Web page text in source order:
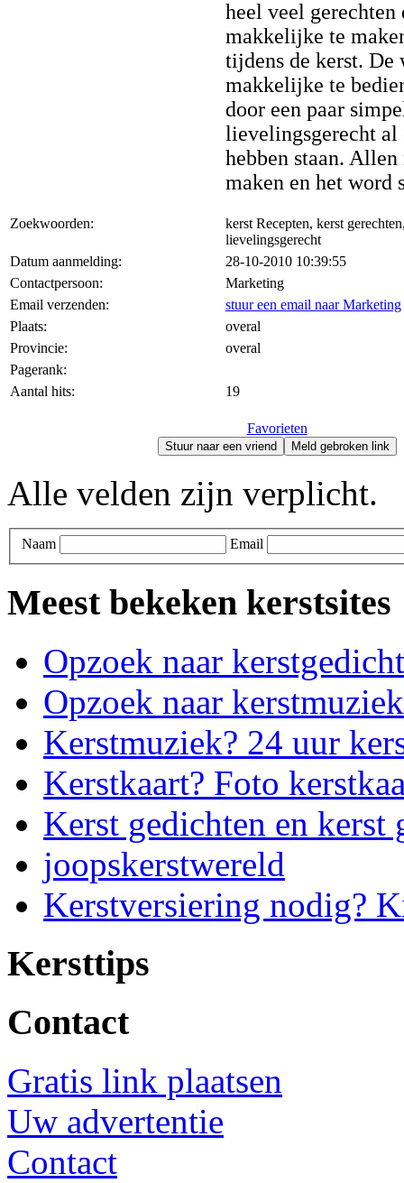
heel veel
makkelijke te
tijdens de kerst. De
makkelijke te
door een paar
lievelingsgerecht al
hebben staan. Allen
maken en het word
Zoekwoorden:
kerst Recepten, kerst
lievelingsgerecht
Datum aanmelding:
28-10-2010 10:39:55
Contactpersoon:
Marketing
Email verzenden:
stuur een email naar Marketing
Plaats:
overal
Provincie:
overal
Pagerank:
Aantal hits:
19
Favorieten
Stuur naar een vriend Meld gebroken link
Alle velden zijn verplicht.
Naam Email
Meest bekeken kerstsites
Opzoek naar
Opzoek naar
Kerstmuziek? 24 uur
Kerstkaart? Foto
Kerst gedichten en kerst
joopskerstwereld
Kerstversiering nodig?
Kersttips
Contact
Gratis link plaatsen
Uw advertentie
Contact